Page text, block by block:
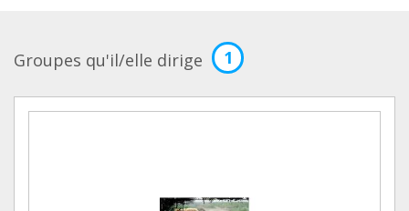
Groupes qu'il/elle dirige 1